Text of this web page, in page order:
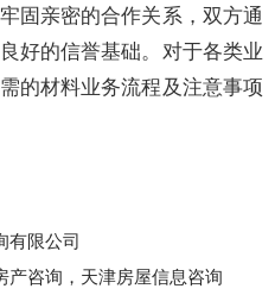
固亲密的合作关系，双方通
好的信誉基础。对于各类业
的材料业务流程及注意事项
有限公司
产咨询，天津房屋信息咨询